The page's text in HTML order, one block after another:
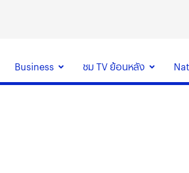
Business ชม TV ย้อนหลัง